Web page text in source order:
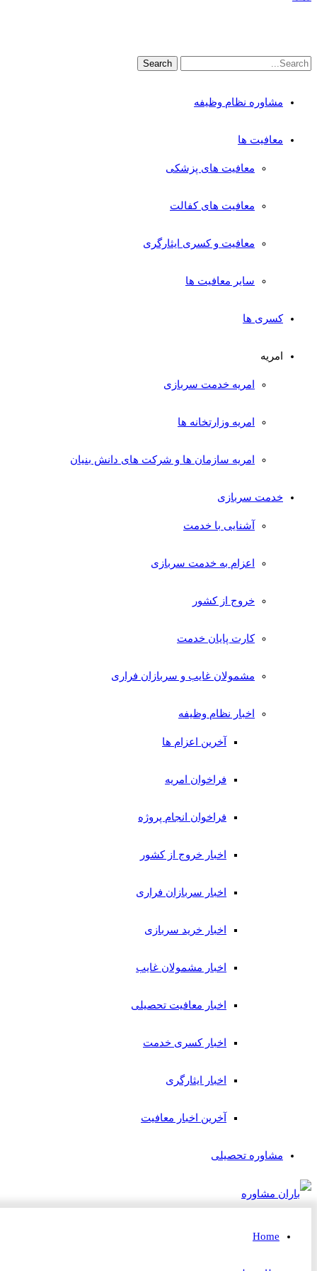
مشاوره نظام وظیفه
معافیت ها
معافیت های پزشکی
معافیت های کفالت
معافیت و کسری ایثارگری
سایر معافیت ها
کسری ها
امریه
امریه خدمت سربازی
امریه وزارتخانه ها
امریه سازمان ها و شرکت های دانش بنیان
خدمت سربازی
آشنایی با خدمت
اعزام به خدمت سربازی
خروج از کشور
کارت پایان خدمت
مشمولان غایب و سربازان فراری
اخبار نظام وظیفه
آخرین اعزام ها
فراخوان امریه
فراخوان انجام پروژه
اخبار خروج از کشور
اخبار سربازان فراری
اخبار خرید سربازی
اخبار مشمولان غایب
اخبار معافیت تحصیلی
اخبار کسری خدمت
اخبار ایثارگری
آخرین اخبار معافیت
مشاوره تحصیلی
Home